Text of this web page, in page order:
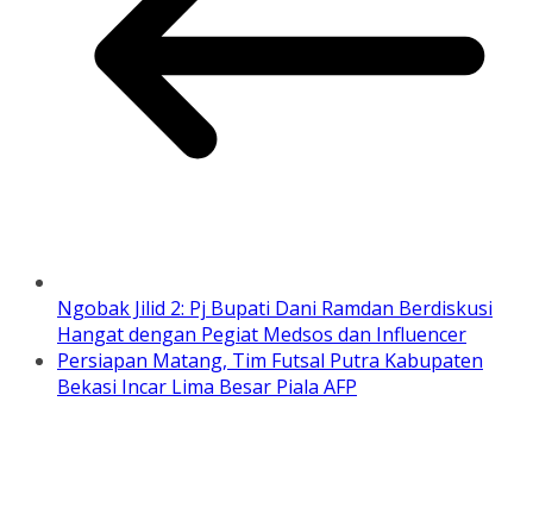
Ngobak Jilid 2: Pj Bupati Dani Ramdan Berdiskusi
Hangat dengan Pegiat Medsos dan Influencer
Persiapan Matang, Tim Futsal Putra Kabupaten
Bekasi Incar Lima Besar Piala AFP